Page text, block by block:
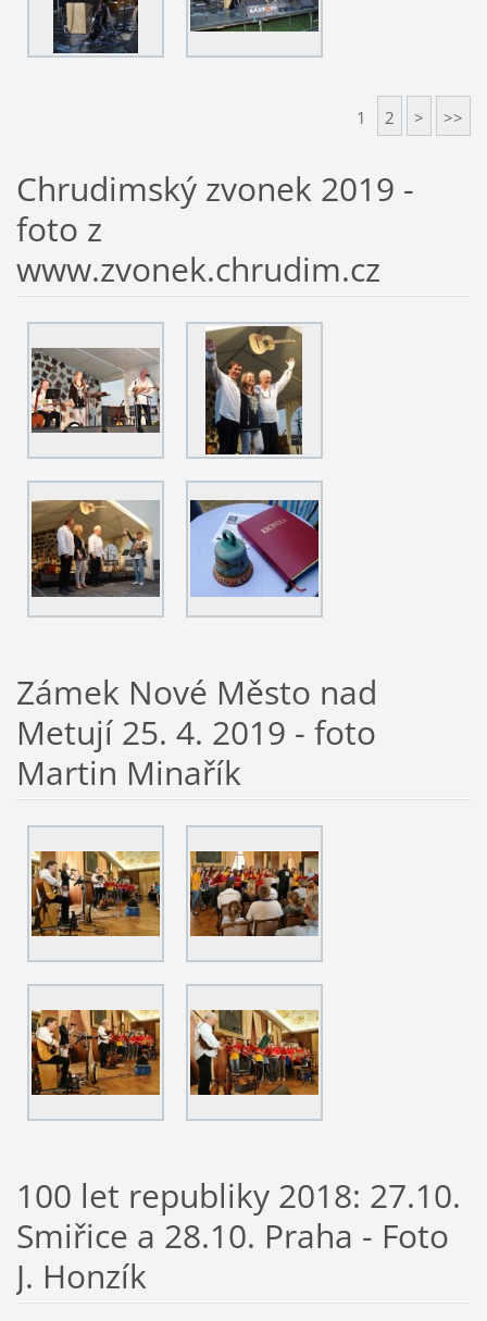
1 2 > >>
Chrudimský zvonek 2019 -
foto z
www.zvonek.chrudim.cz
Zámek Nové Město nad
Metují 25. 4. 2019 - foto
Martin Minařík
100 let republiky 2018: 27.10.
Smiřice a 28.10. Praha - Foto
J. Honzík